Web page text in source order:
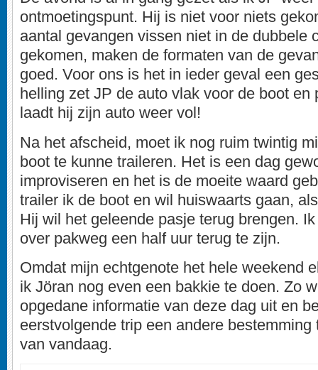
ontmoetingspunt. Hij is niet voor niets
aantal gevangen vissen niet in de dubbele
gekomen, maken de formaten van de
goed. Voor ons is het in ieder geval een
helling zet JP de auto vlak voor de boot en
laadt hij zijn auto weer vol!
Na het afscheid, moet ik nog ruim twintig
boot te kunne traileren. Het is een dag
improviseren en het is de moeite waard
trailer ik de boot en wil huiswaarts gaan,
Hij wil het geleende pasje terug brengen.
over pakweg een half uur terug te zijn.
Omdat mijn echtgenote het hele weekend
ik Jöran nog even een bakkie te doen. Zo
opgedane informatie van deze dag uit en
eerstvolgende trip een andere bestemming
van vandaag.